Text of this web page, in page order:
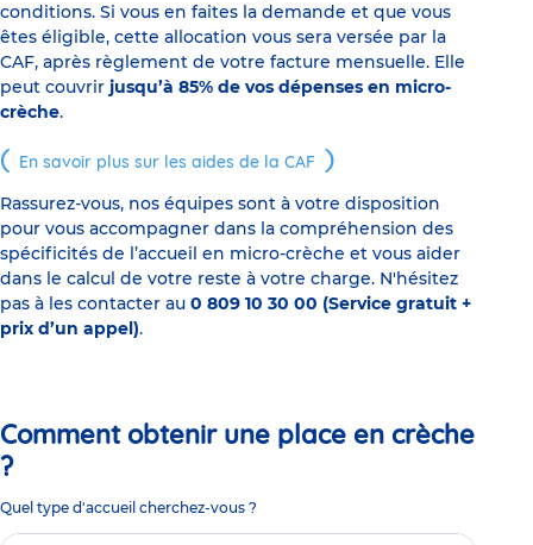
conditions. Si vous en faites la demande et que vous
êtes éligible, cette allocation vous sera versée par la
CAF, après règlement de votre facture mensuelle. Elle
peut couvrir jusqu’à 85% de vos dépenses en micro-
crèche.
En savoir plus sur les aides de la CAF
Rassurez-vous, nos équipes sont à votre disposition
pour vous accompagner dans la compréhension des
spécificités de l’accueil en micro-crèche et vous aider
dans le calcul de votre reste à votre charge. N'hésitez
pas à les contacter au 0 809 10 30 00 (Service gratuit +
prix d’un appel).
Comment obtenir une place en crèche
?
Quel type d'accueil cherchez-vous ?